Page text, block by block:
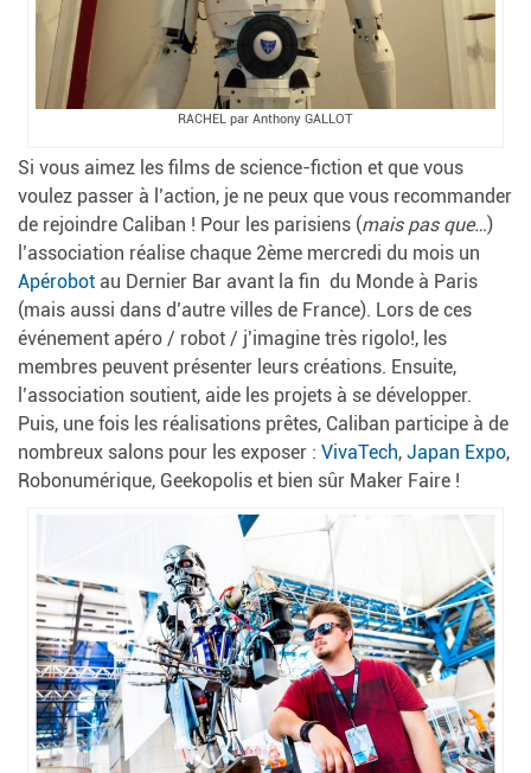
RACHEL par Anthony GALLOT
Si vous aimez les films de science-fiction et que vous
voulez passer à l’action, je ne peux que vous recommander
de rejoindre Caliban ! Pour les parisiens (mais pas que…)
l’association réalise chaque 2ème mercredi du mois un
Apérobot au Dernier Bar avant la fin du Monde à Paris
(mais aussi dans d’autre villes de France). Lors de ces
événement apéro / robot / j’imagine très rigolo!, les
membres peuvent présenter leurs créations. Ensuite,
l’association soutient, aide les projets à se développer.
Puis, une fois les réalisations prêtes, Caliban participe à de
nombreux salons pour les exposer : VivaTech, Japan Expo,
Robonumérique, Geekopolis et bien sûr Maker Faire !